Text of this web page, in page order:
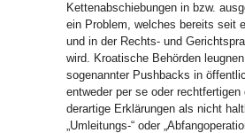
Kettenabschiebungen in bzw.
ein Problem, welches bereits seit
und in der Rechts- und
wird. Kroatische Behörden
sogenannter Pushbacks in
entweder per se oder
derartige Erklärungen als nicht
„Umleitungs-“ oder